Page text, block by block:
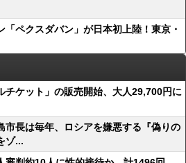
ペクスダバン」が日本初上陸！東京・
チケット」の販売開始、大人29,700円に
市長は毎年、ロシアを嫌悪する『偽りの
ゾ...